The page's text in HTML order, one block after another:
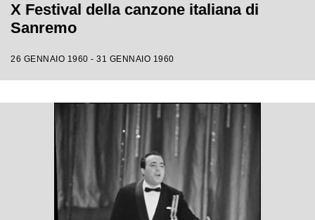
X Festival della canzone italiana di
Sanremo
26 GENNAIO 1960 - 31 GENNAIO 1960